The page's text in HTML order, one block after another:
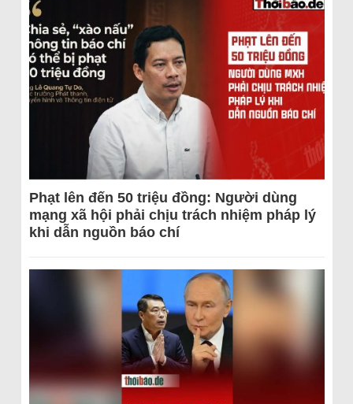
Phạt lên đến 50 triệu đồng: Người dùng
mạng xã hội phải chịu trách nhiệm pháp lý
khi dẫn nguồn báo chí